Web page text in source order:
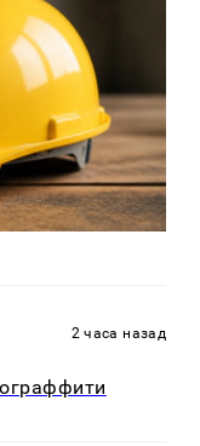
2 часа назад